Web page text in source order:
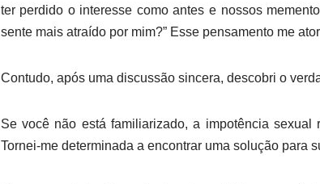
ter perdido o interesse como antes e nossos
sente mais atraído por mim?” Esse pensamento me
Contudo, após uma discussão sincera, descobri o
Se você não está familiarizado, a impotência
Tornei-me determinada a encontrar uma solução para